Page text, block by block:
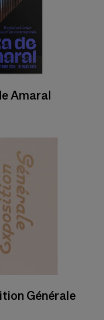
Amaral
Générale